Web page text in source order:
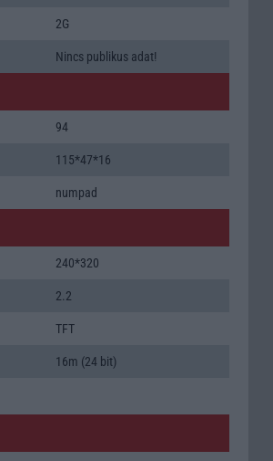
2G
Nincs publikus adat!
94
115*47*16
numpad
240*320
2.2
TFT
16m (24 bit)